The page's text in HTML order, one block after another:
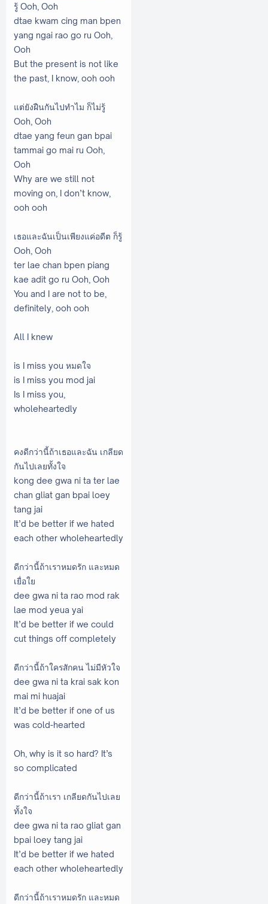
รู้ Ooh, Ooh
dtae kwam cing man bpen
yang ngai rao go ru Ooh,
Ooh
But the present is not like
the past, I know, ooh ooh
แต่ยังฝืนกันไปทำไม ก็ไม่รู้
Ooh, Ooh
dtae yang feun gan bpai
tammai go mai ru Ooh,
Ooh
Why are we still not
moving on, I don’t know,
ooh ooh
เธอและฉันเป็นเพียงแค่อดีต ก็รู้
Ooh, Ooh
ter lae chan bpen piang
kae adit go ru Ooh, Ooh
You and I are not to be,
definitely, ooh ooh
All I knew
is I miss you หมดใจ
is I miss you mod jai
Is I miss you,
wholeheartedly
คงดีกว่านี้ถ้าเธอและฉัน เกลียด
กันไปเลยทั้งใจ
kong dee gwa ni ta ter lae
chan gliat gan bpai loey
tang jai
It’d be better if we hated
each other wholeheartedly
ดีกว่านี้ถ้าเราหมดรัก และหมด
เยื่อใย
dee gwa ni ta rao mod rak
lae mod yeua yai
It’d be better if we could
cut things off completely
ดีกว่านี้ถ้าใครสักคน ไม่มีหัวใจ
dee gwa ni ta krai sak kon
mai mi huajai
It’d be better if one of us
was cold-hearted
Oh, why is it so hard? It’s
so complicated
ดีกว่านี้ถ้าเรา เกลียดกันไปเลย
ทั้งใจ
dee gwa ni ta rao gliat gan
bpai loey tang jai
It’d be better if we hated
each other wholeheartedly
ดีกว่านี้ถ้าเราหมดรัก และหมด